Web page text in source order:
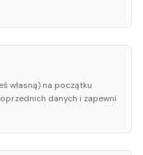
własną) na początku
danych i zapewni